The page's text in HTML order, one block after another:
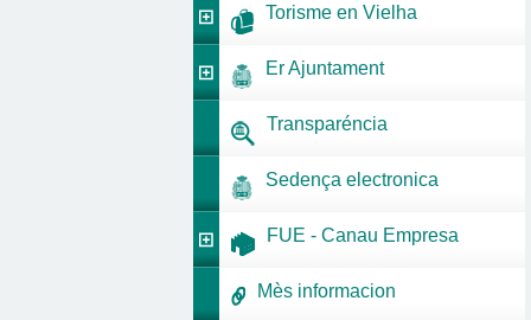
Torisme en Vielha
Er Ajuntament
Transparéncia
Sedença electronica
FUE - Canau Empresa
Mès informacion